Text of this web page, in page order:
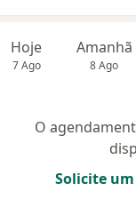
Hoje
7 Ago
Amanhã
8 Ago
O
Solicite